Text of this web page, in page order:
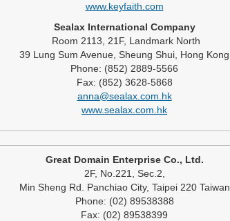
www.keyfaith.com
Sealax International Company
Room 2113, 21F, Landmark North
39 Lung Sum Avenue, Sheung Shui, Hong Kong
Phone: (852) 2889-5566
Fax: (852) 3628-5868
anna@sealax.com.hk
www.sealax.com.hk
Great Domain Enterprise Co., Ltd.
2F, No.221, Sec.2,
Min Sheng Rd. Panchiao City, Taipei 220 Taiwan
Phone: (02) 89538388
Fax: (02) 89538399